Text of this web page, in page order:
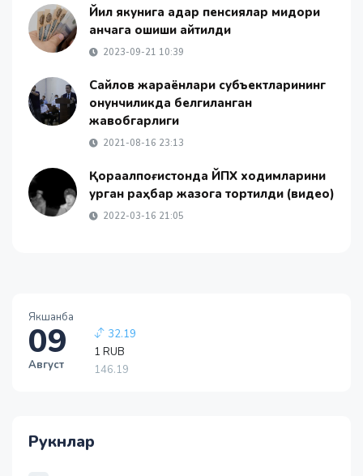
Якшанба
09
Август
1 RUB
146.19
-0.18
Рукнлар
Йил якунига қадар пенсиялар миқдори
қанчага ошиши айтилди
2023-09-21 10:39
Сайлов жараёнлари субъектларининг
қонунчиликда белгиланган
жавобгарлиги
2021-08-16 23:13
Қорақалпоғистонда ЙПХ ходимларини
урган раҳбар жазога тортилди (видео)
2022-03-16 21:05